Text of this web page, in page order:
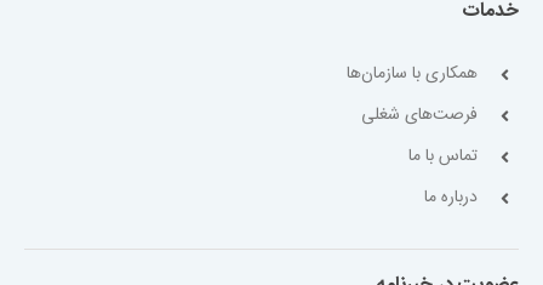
خدمات
همکاری با سازمان‌ها
فرصت‌های شغلی
تماس با ما
درباره ما